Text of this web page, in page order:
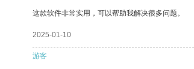
这款软件非常实用，可以帮助我解决很多问题。
2025-01-10
游客